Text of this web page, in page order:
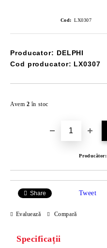
Cod: LX0307
Producator: DELPHI
Cod producator: LX0307
Avem 2 în stoc
Producător:
Share Tweet
Evaluează Compară
Specificații